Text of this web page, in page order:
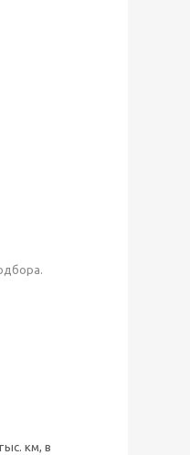
км, в